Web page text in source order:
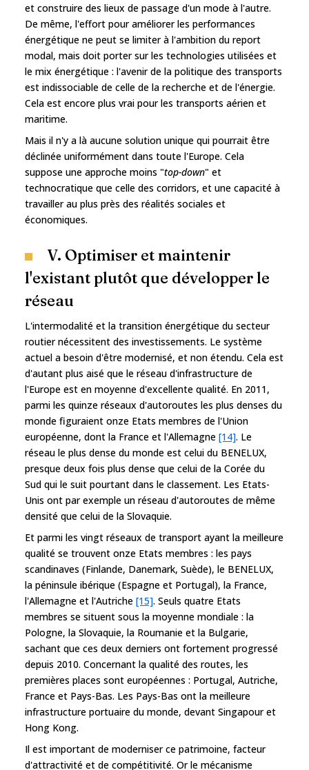
et construire des lieux de passage d'un mode à l'autre.
De même, l'effort pour améliorer les performances
énergétique ne peut se limiter à l'ambition du report
modal, mais doit porter sur les technologies utilisées et
le mix énergétique : l'avenir de la politique des transports
est indissociable de celle de la recherche et de l'énergie.
Cela est encore plus vrai pour les transports aérien et
maritime.
Mais il n'y a là aucune solution unique qui pourrait être
déclinée uniformément dans toute l'Europe. Cela
suppose une approche moins "top-down" et
technocratique que celle des corridors, et une capacité à
travailler au plus près des réalités sociales et
économiques.
V. Optimiser et maintenir
l'existant plutôt que développer le
réseau
L'intermodalité et la transition énergétique du secteur
routier nécessitent des investissements. Le système
actuel a besoin d'être modernisé, et non étendu. Cela est
d'autant plus aisé que le réseau d'infrastructure de
l'Europe est en moyenne d'excellente qualité. En 2011,
parmi les quinze réseaux d'autoroutes les plus denses du
monde figuraient onze Etats membres de l'Union
européenne, dont la France et l'Allemagne [14]. Le
réseau le plus dense du monde est celui du BENELUX,
presque deux fois plus dense que celui de la Corée du
Sud qui le suit pourtant dans le classement. Les Etats-
Unis ont par exemple un réseau d'autoroutes de même
densité que celui de la Slovaquie.
Et parmi les vingt réseaux de transport ayant la meilleure
qualité se trouvent onze Etats membres : les pays
scandinaves (Finlande, Danemark, Suède), le BENELUX,
la péninsule ibérique (Espagne et Portugal), la France,
l'Allemagne et l'Autriche [15]. Seuls quatre Etats
membres se situent sous la moyenne mondiale : la
Pologne, la Slovaquie, la Roumanie et la Bulgarie,
sachant que ces deux derniers ont fortement progressé
depuis 2010. Concernant la qualité des routes, les
premières places sont européennes : Portugal, Autriche,
France et Pays-Bas. Les Pays-Bas ont la meilleure
infrastructure portuaire du monde, devant Singapour et
Hong Kong.
Il est important de moderniser ce patrimoine, facteur
d'attractivité et de compétitivité. Or le mécanisme